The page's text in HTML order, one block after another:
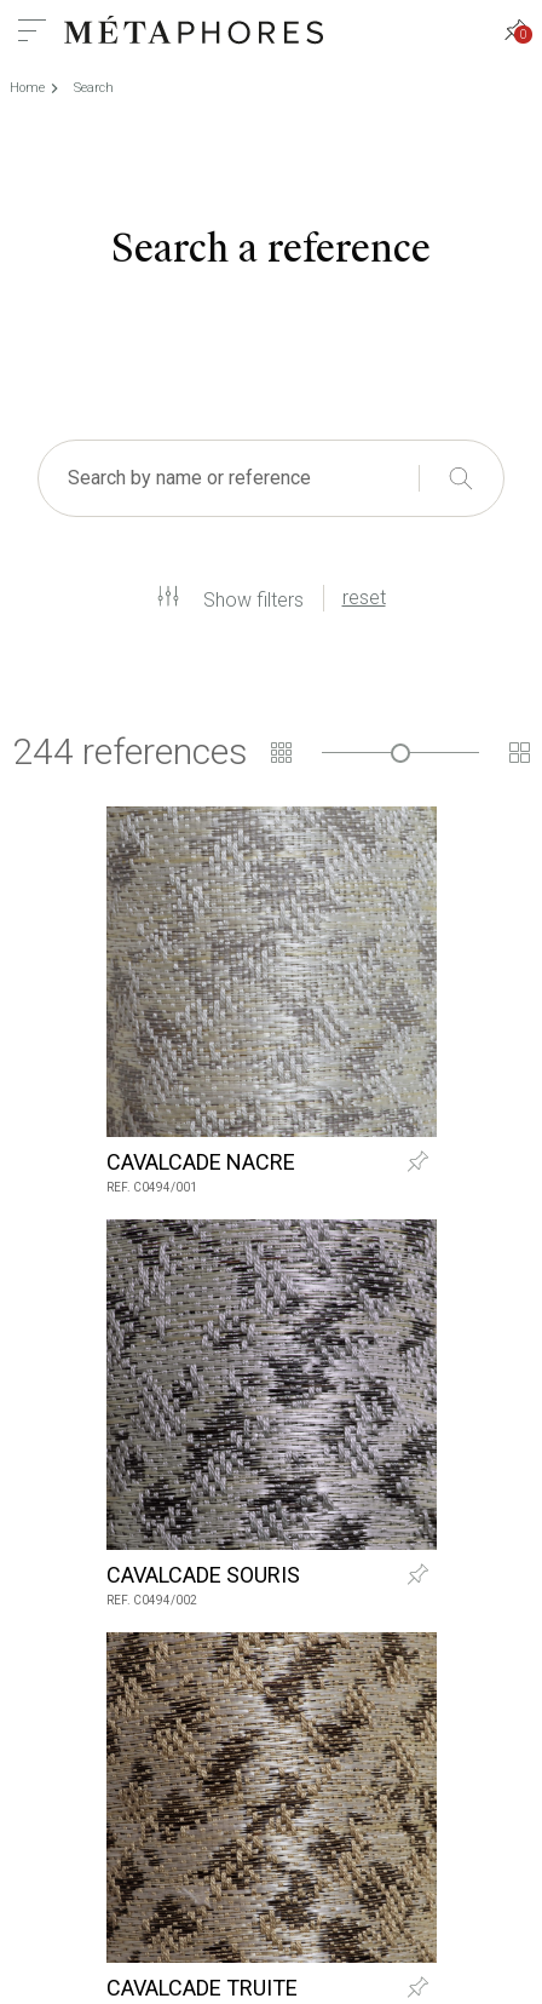
0
Home Search
Search a reference
Show filters reset
244 references
CAVALCADE NACRE
REF. C0494/001
CAVALCADE SOURIS
REF. C0494/002
CAVALCADE TRUITE